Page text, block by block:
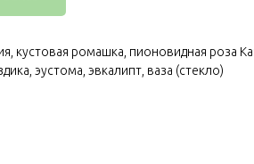
кустовая ромашка, пионовидная роза
эустома, эвкалипт, ваза (стекло)